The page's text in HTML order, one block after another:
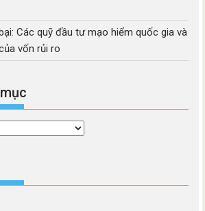
Các quỹ đầu tư mạo hiểm quốc gia và
vốn rủi ro